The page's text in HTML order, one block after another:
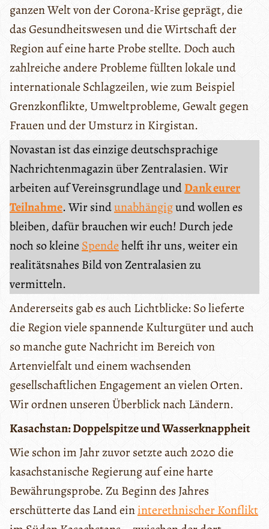
ganzen Welt von der Corona-Krise geprägt, die
das Gesundheitswesen und die Wirtschaft der
Region auf eine harte Probe stellte. Doch auch
zahlreiche andere Probleme füllten lokale und
internationale Schlagzeilen, wie zum Beispiel
Grenzkonflikte, Umweltprobleme, Gewalt gegen
Frauen und der Umsturz in Kirgistan.
Novastan ist das einzige deutschsprachige
Nachrichtenmagazin über Zentralasien. Wir
arbeiten auf Vereinsgrundlage undDank eurer
Teilnahme. Wir sindunabhängigund wollen es
bleiben, dafür brauchen wir euch! Durch jede
noch so kleine Spendehelft ihr uns, weiter ein
realitätsnahes Bild von Zentralasien zu
vermitteln.
Andererseits gab es auch Lichtblicke: So lieferte
die Region viele spannende Kulturgüter und auch
so manche gute Nachricht im Bereich von
Artenvielfalt und einem wachsenden
gesellschaftlichen Engagement an vielen Orten.
Wir ordnen unseren Überblick nach Ländern.
Kasachstan: Doppelspitze und Wasserknappheit
Wie schon im Jahr zuvor setzte auch 2020 die
kasachstanische Regierung auf eine harte
Bewährungsprobe. Zu Beginn des Jahres
erschütterte das Land eininterethnischer Konflikt